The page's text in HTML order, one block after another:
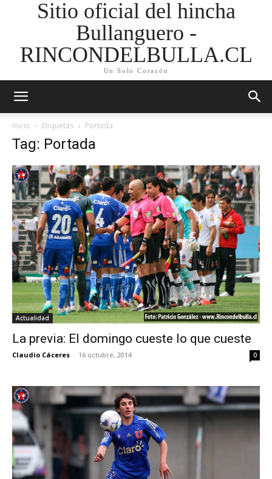
Sitio oficial del hincha
Bullanguero -
RINCONDELBULLA.CL
Un Solo Corazón
Inicio Etiquetas Portada
Tag: Portada
Actualidad
La previa: El domingo cueste lo que cueste
Claudio Cáceres - 16 octubre, 2014 0